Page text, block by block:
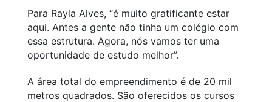
Para Rayla Alves, “é muito gratificante estar
aqui. Antes a gente não tinha um colégio com
essa estrutura. Agora, nós vamos ter uma
oportunidade de estudo melhor”.
A área total do empreendimento é de 20 mil
metros quadrados. São oferecidos os cursos